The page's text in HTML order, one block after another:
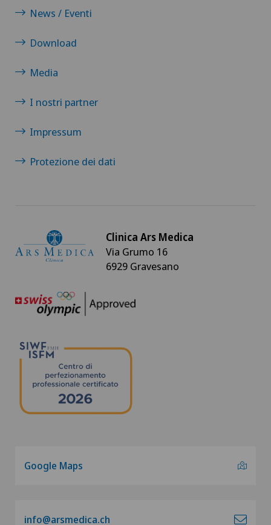
News / Eventi
Download
Media
I nostri partner
Impressum
Protezione dei dati
Clinica Ars Medica
Via Grumo 16
6929 Gravesano
Google Maps
info@arsmedica.ch